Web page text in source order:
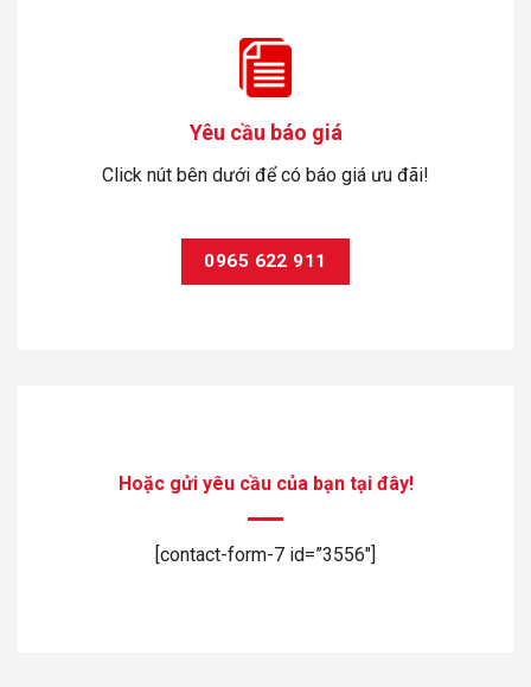
Yêu cầu báo giá
Click nút bên dưới để có báo giá ưu đãi!
0965 622 911
Hoặc gửi yêu cầu của bạn tại đây!
[contact-form-7 id=”3556″]